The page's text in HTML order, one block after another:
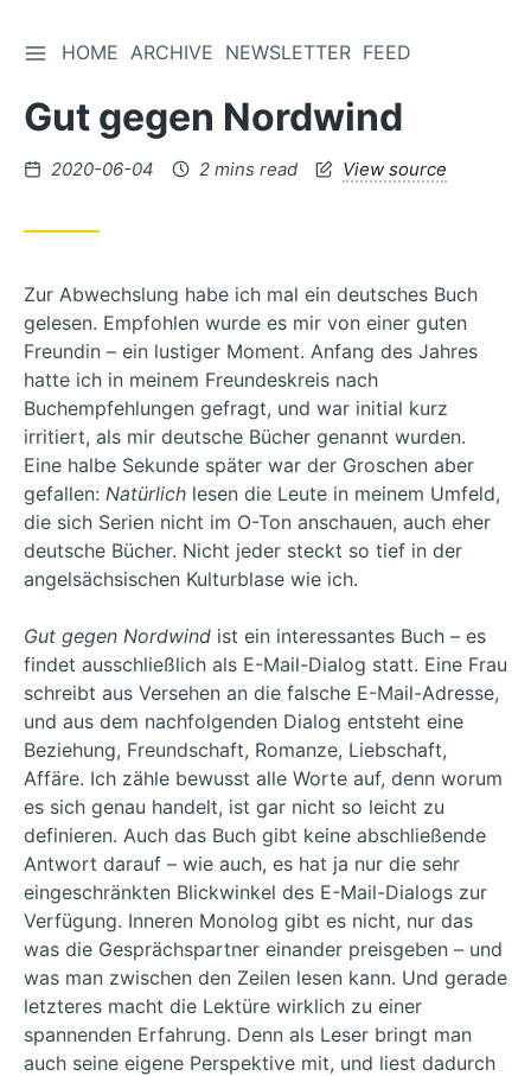
Skip
Content
TOGGLE SIDEBAR
HOME ARCHIVE NEWSLETTER FEED
Gut gegen Nordwind
Posted
2020-06-04 2 mins read View source
Zur Abwechslung habe ich mal ein deutsches Buch
gelesen. Empfohlen wurde es mir von einer guten
Freundin – ein lustiger Moment. Anfang des Jahres
hatte ich in meinem Freundeskreis nach
Buchempfehlungen gefragt, und war initial kurz
irritiert, als mir deutsche Bücher genannt wurden.
Eine halbe Sekunde später war der Groschen aber
gefallen: Natürlich lesen die Leute in meinem Umfeld,
die sich Serien nicht im O-Ton anschauen, auch eher
deutsche Bücher. Nicht jeder steckt so tief in der
angelsächsischen Kulturblase wie ich.
Gut gegen Nordwind ist ein interessantes Buch – es
findet ausschließlich als E-Mail-Dialog statt. Eine Frau
schreibt aus Versehen an die falsche E-Mail-Adresse,
und aus dem nachfolgenden Dialog entsteht eine
Beziehung, Freundschaft, Romanze, Liebschaft,
Affäre. Ich zähle bewusst alle Worte auf, denn worum
es sich genau handelt, ist gar nicht so leicht zu
definieren. Auch das Buch gibt keine abschließende
Antwort darauf – wie auch, es hat ja nur die sehr
eingeschränkten Blickwinkel des E-Mail-Dialogs zur
Verfügung. Inneren Monolog gibt es nicht, nur das
was die Gesprächspartner einander preisgeben – und
was man zwischen den Zeilen lesen kann. Und gerade
letzteres macht die Lektüre wirklich zu einer
spannenden Erfahrung. Denn als Leser bringt man
auch seine eigene Perspektive mit, und liest dadurch